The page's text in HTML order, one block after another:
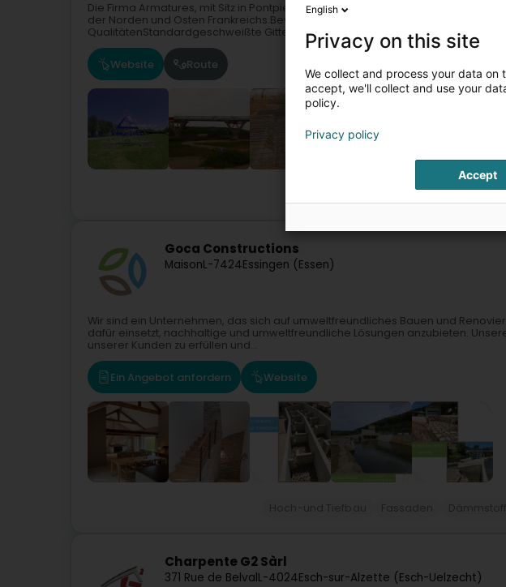
Die Firma Armatures, mit Sitz in Pontpierre, wurde 1969 gegründet. Ihr
der Norden und Osten Frankreichs.Bewehrungsstahl in Stangen und Rollen, alle
QualitätenStandardgeschweißte Gitter BST...
Website Route
Goca Constructions
MaisonL-7424Essingen (Essen)
Wir sind ein Unternehmen, das sich auf umweltfreundliches Bauen und
dafür einsetzt, nachhaltige und umweltfreundliche Lösungen anzubieten.
unserer Kunden zu erfüllen und...
Ein Angebot anfordern Website
Charpente G2 Sàrl
371 Rue de BelvalL-4024Esch-sur-Alzette (Esch-Uelzecht)
English
Privacy on this site
We collect and process your data
accept, we'll collect and use your
policy.
Privacy policy
Accept